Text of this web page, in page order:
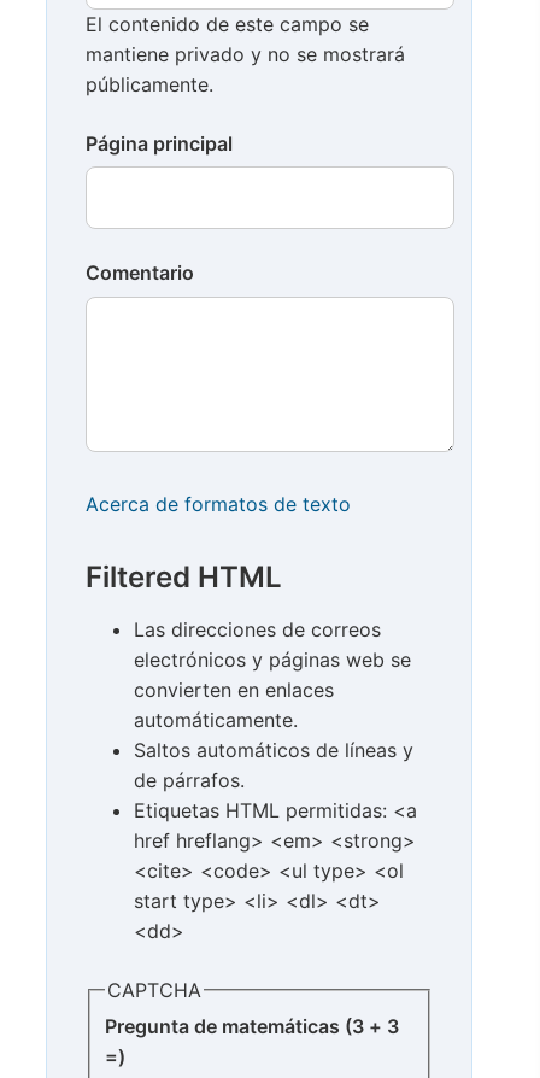
El contenido de este campo se
mantiene privado y no se mostrará
públicamente.
Página principal
Comentario
Acerca de formatos de texto
Filtered HTML
Las direcciones de correos
electrónicos y páginas web se
convierten en enlaces
automáticamente.
Saltos automáticos de líneas y
de párrafos.
Etiquetas HTML permitidas: <a
href hreflang> <em> <strong>
<cite> <code> <ul type> <ol
start type> <li> <dl> <dt>
<dd>
CAPTCHA
Pregunta de matemáticas (3 + 3
=)